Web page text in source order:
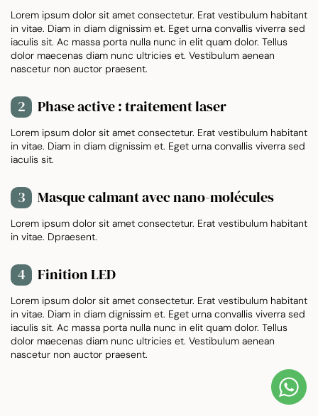
Lorem ipsum dolor sit amet consectetur. Erat vestibulum habitant
in vitae. Diam in diam dignissim et. Eget urna convallis viverra sed
iaculis sit. Ac massa porta nulla nunc in elit quam dolor. Tellus
dolor maecenas diam nunc ultricies et. Vestibulum aenean
nascetur non auctor praesent.
2 Phase active : traitement laser
Lorem ipsum dolor sit amet consectetur. Erat vestibulum habitant
in vitae. Diam in diam dignissim et. Eget urna convallis viverra sed
iaculis sit.
3 Masque calmant avec nano-molécules
Lorem ipsum dolor sit amet consectetur. Erat vestibulum habitant
in vitae. Dpraesent.
4 Finition LED
Lorem ipsum dolor sit amet consectetur. Erat vestibulum habitant
in vitae. Diam in diam dignissim et. Eget urna convallis viverra sed
iaculis sit. Ac massa porta nulla nunc in elit quam dolor. Tellus
dolor maecenas diam nunc ultricies et. Vestibulum aenean
nascetur non auctor praesent.